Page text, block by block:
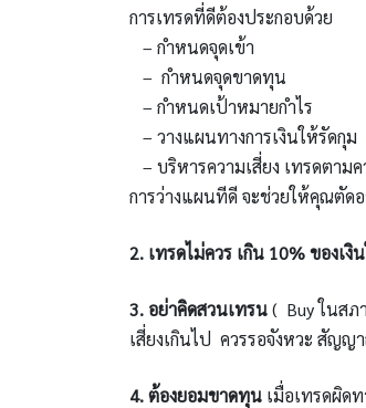
การเทรดที่ดีต้องประกอบด้วย
– กำหนดจุดเข้า
– กำหนดจุดขาดทุน
– กำหนดเป้าหมายกำไร
– วางแผนทางการเงินให้รัดกุม
– บริหารความเสี่ยง เทรดตาม
การว่างแผนทีดี จะช่วยให้คุณตัด
2. เทรดไม่ควร เกิน 10% ของเ
3. อย่าคิดสวนเทรน( Buy ในสภ
เสี่ยงเกินไป ควรรอจังหวะ สัญญ
4. ต้องยอมขาดทุน เมื่อเทรดผิดท